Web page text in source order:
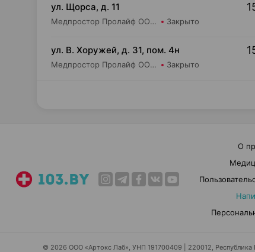
ул. Щорса, д. 11
Медпростор Пролайф ООО Салон медтехники и ортопедии №30 Закрыто
ул. В. Хоружей, д. 31, пом. 4н
Медпростор Пролайф ООО Салон медтехники и ортопедии №51 Закрыто
О
© 2026 ООО «Артокс Лаб», УНП 191700409 | 220012, Республика